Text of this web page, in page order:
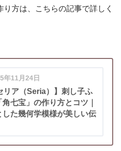
り方は、こちらの記事で詳しく
年11月24日
リア（Seria）】刺し子ふ
角七宝」の作り方とコツ｜
した幾何学模様が美しい伝